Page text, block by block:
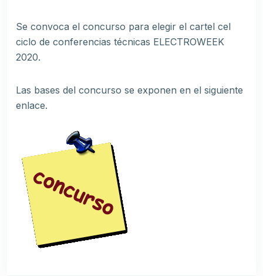
Se convoca el concurso para elegir el cartel cel
ciclo de conferencias técnicas ELECTROWEEK
2020.
Las bases del concurso se exponen en el siguiente
enlace.